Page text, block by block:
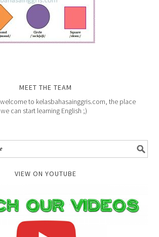
MEET THE TEAM
to kelasbahasainggris.com, the place
can start learning English ;)
VIEW ON YOUTUBE